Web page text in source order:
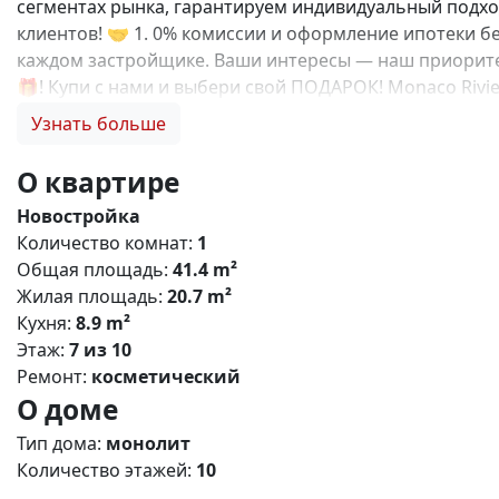
сегментах рынка, гарантируем индивидуальный
клиентов! 🤝 1. 0% комиссии и оформление ипотеки
каждом застройщике. Ваши интересы — наш
🎁! Купи с нами и выбери свой ПОДАРОК! Monaco
комплекс, расположенный в живописном районе
до набережной озера Мойнакское - 1 км до Черного
- Удобный выезд на трассу «Таврида» Основные
13 этажей - Общее количество квартир: 3600 -
предусмотрены: - Образовательный кластер: школа
Торгово-развлекательный центр - Спортивная
черноморской кухни - Конгресс-центр Особенности
Современные системы безопасности - Безбарьерную
Проект создан для тех, кто ценит комфорт,
ответим на все вопросы и подберем для Вас лучший
Узнать больше
О квартире
Новостройка
Количество комнат: 1
Общая площадь: 41.4 m²
Жилая площадь: 20.7 m²
Кухня: 8.9 m²
Этаж: 7 из 10
Ремонт: косметический
О доме
Тип дома: монолит
Количество этажей: 10